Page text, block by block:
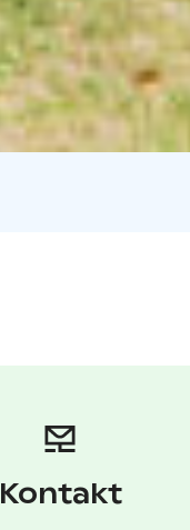
Kontakt